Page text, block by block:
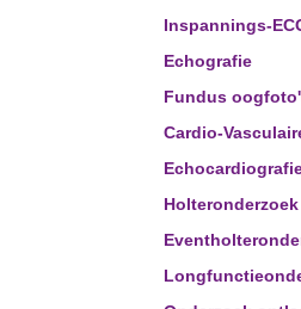
Inspannings-
Echografie
Fundus
Cardio-
Holteronderzoek